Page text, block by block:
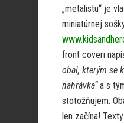
„metalistu“ je
miniatúrnej
front coveri
obal, kterým se
nahrávka“a s
stotožňujem.
len začína!